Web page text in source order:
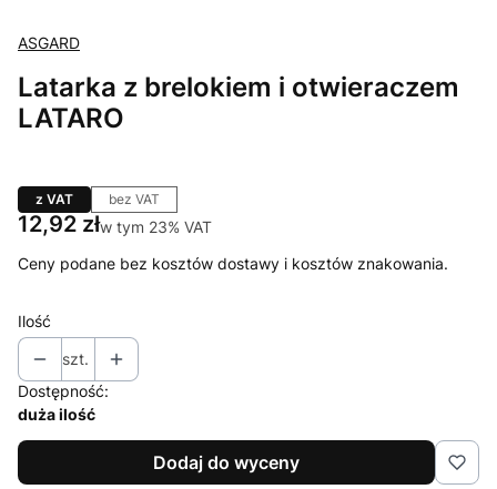
ASGARD
Latarka z brelokiem i otwieraczem
LATARO
z VAT bez VAT
Cena
12,92 złw tym 23% VAT
w tym 23% VAT
Ceny podane bez kosztów dostawy i kosztów znakowania.
Ilość
szt.
Dostępność:
duża ilość
Dodaj do wyceny